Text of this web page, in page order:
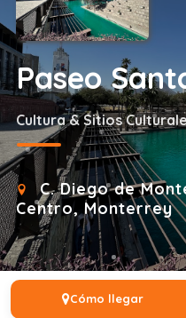
Paseo
Cultura & Sitios
C. Diego de
Centro, Monterrey
Cómo llegar